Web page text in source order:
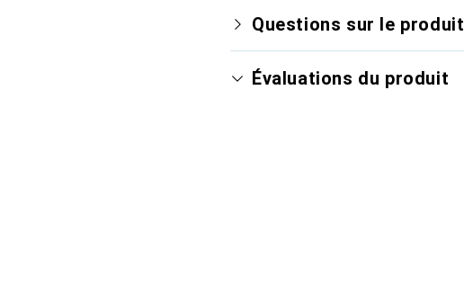
Questions sur le produit
Évaluations du produit